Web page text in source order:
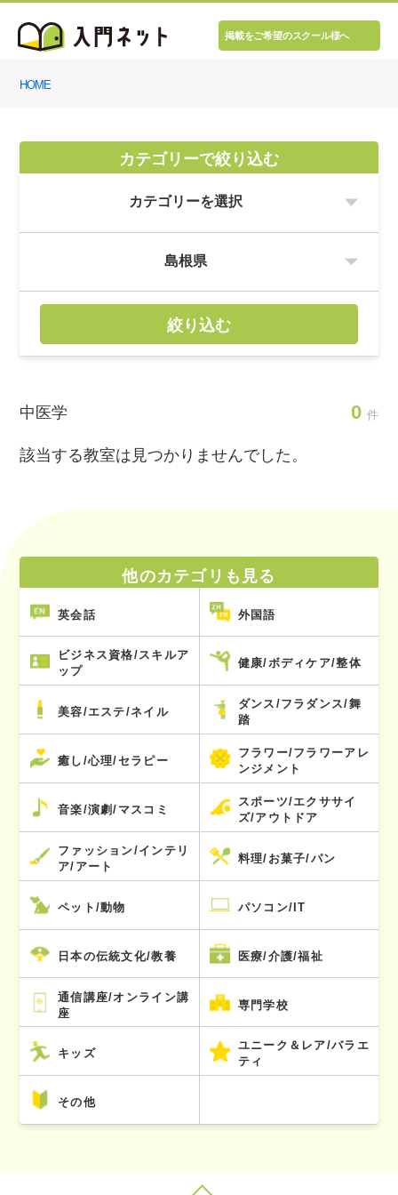
掲載をご希望のスクール様へ
HOME
カテゴリーで絞り込む
絞り込む
中医学 0 件
該当する教室は見つかりませんでした。
他のカテゴリも見る
英会話 外国語
ビジネス資格/スキルア
ップ
健康/ボディケア/整体
美容/エステ/ネイル
ダンス/フラダンス/舞
踏
癒し/心理/セラピー
フラワー/フラワーアレ
ンジメント
音楽/演劇/マスコミ
スポーツ/エクササイ
ズ/アウトドア
ファッション/インテリ
ア/アート
料理/お菓子/パン
ペット/動物 パソコン/IT
日本の伝統文化/教養 医療/介護/福祉
通信講座/オンライン講
座
専門学校
キッズ
ユニーク＆レア/バラエ
ティ
その他